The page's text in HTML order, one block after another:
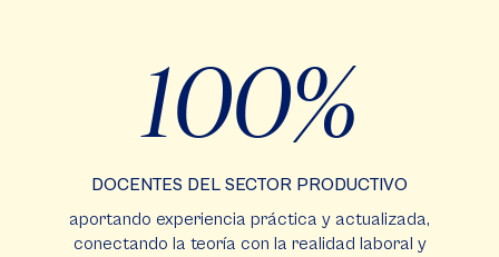
100
DOCENTES DEL SECTOR PRODUCTIVO
aportando experiencia práctica y actualizada,
conectando la teoría con la realidad laboral y